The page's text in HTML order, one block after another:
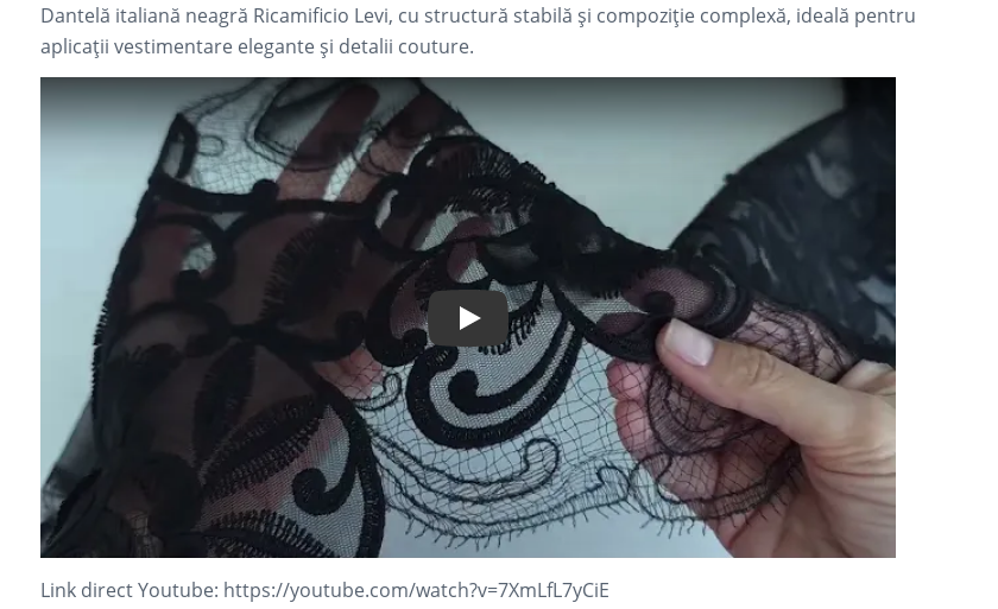
Dantelă italiană neagră Ricamificio Levi, cu structură stabilă și compoziție complexă, ideală pentru
aplicații vestimentare elegante și detalii couture.
Play Video
Link direct Youtube: https://youtube.com/watch?v=7XmLfL7yCiE